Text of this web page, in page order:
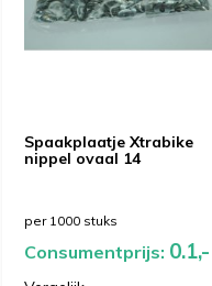
Spaakplaatje Xtrabike
nippel ovaal 14
per 1000 stuks
Consumentprijs: 0.1,-